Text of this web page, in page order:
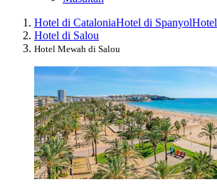
Hotel di CataloniaHotel di SpanyolHotel
Hotel di Salou
Hotel Mewah di Salou